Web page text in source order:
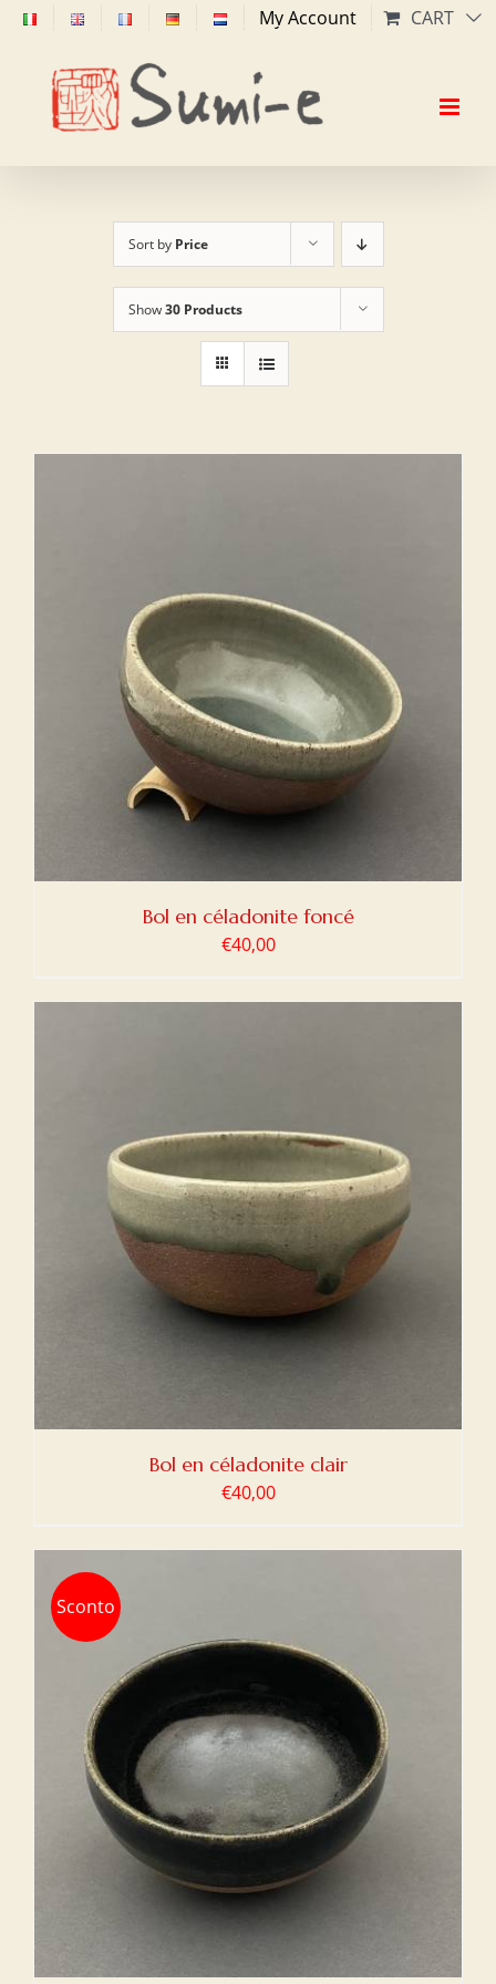
Skip
content
My Account CART
Sort by Price
Show30 Products
Bol en céladonite foncé
€40,00
Bol en céladonite clair
€40,00
Sconto